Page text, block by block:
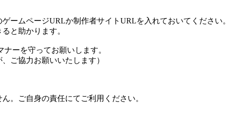
ームページURLか制作者サイトURLを入れておいてください。
と助かります。
ーを守ってお願いします。
ご協力お願いいたします）
。ご自身の責任にてご利用ください。